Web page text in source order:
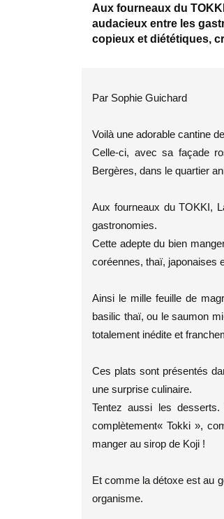
Aux fourneaux du
audacieux entre les
copieux et diététiques,
Par Sophie Guichard
Voilà une adorable cantine
Celle-ci, avec sa façade
Bergères, dans le quartier
Aux fourneaux du TOKKI,
gastronomies.
Cette adepte du bien
coréennes, thaï, japonaises
Ainsi le mille feuille de
basilic thaï, ou le saumon
totalement inédite et
Ces plats sont présentés
une surprise culinaire.
Tentez aussi les
complètement« Tokki »,
manger au sirop de Koji !
Et comme la détoxe est au
organisme.